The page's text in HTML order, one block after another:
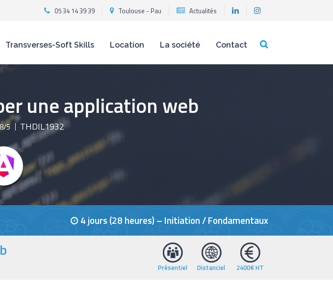
05 34 14 39 39 Toulouse - Pau Actualités
Transverses-Soft Skills Location La société Contact
une application web
5 THDIL1932
4 jours (28 heures) – Initiation / Fondamentaux
Présentiel Distanciel 2400€ HT